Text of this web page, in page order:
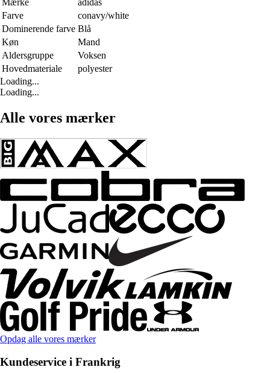
Farve
conavy/white
Dominerende farve Blå
Køn
Mand
Aldersgruppe
Voksen
Hovedmateriale
polyester
Loading...
Loading...
Alle vores mærker
Opdag alle vores mærker
Kundeservice i Frankrig